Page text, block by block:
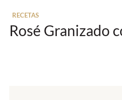
RECETAS
Rosé Granizado